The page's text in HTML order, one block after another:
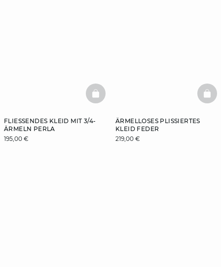
FLIESSENDES KLEID MIT 3/4-Ä
RMELN PERLA
195,00 €
BASKETFULL
ÄRMELLOSES PLISSIERTES
KLEID FEDER
219,00 €